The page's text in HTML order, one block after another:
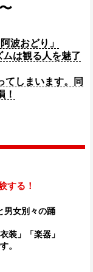
波おどり」
は観る人を魅了
てしまいます。同
！
する！
男女別々の踊
装」「楽器」
。